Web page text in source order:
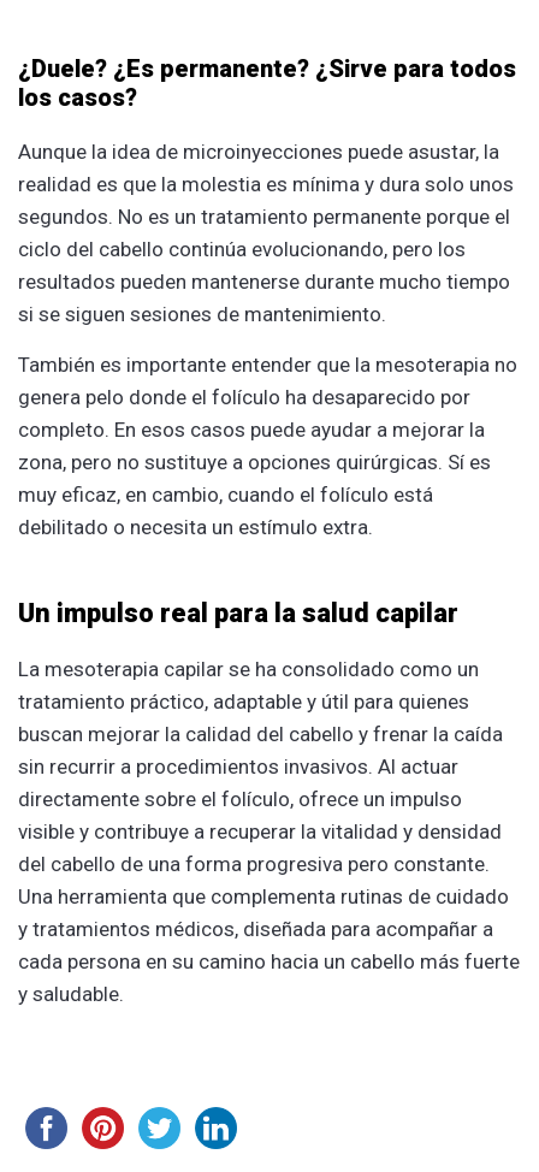
¿Duele? ¿Es permanente? ¿Sirve para todos
los casos?
Aunque la idea de microinyecciones puede asustar, la
realidad es que la molestia es mínima y dura solo unos
segundos. No es un tratamiento permanente porque el
ciclo del cabello continúa evolucionando, pero los
resultados pueden mantenerse durante mucho tiempo
si se siguen sesiones de mantenimiento.
También es importante entender que la mesoterapia no
genera pelo donde el folículo ha desaparecido por
completo. En esos casos puede ayudar a mejorar la
zona, pero no sustituye a opciones quirúrgicas. Sí es
muy eficaz, en cambio, cuando el folículo está
debilitado o necesita un estímulo extra.
Un impulso real para la salud capilar
La mesoterapia capilar se ha consolidado como un
tratamiento práctico, adaptable y útil para quienes
buscan mejorar la calidad del cabello y frenar la caída
sin recurrir a procedimientos invasivos. Al actuar
directamente sobre el folículo, ofrece un impulso
visible y contribuye a recuperar la vitalidad y densidad
del cabello de una forma progresiva pero constante.
Una herramienta que complementa rutinas de cuidado
y tratamientos médicos, diseñada para acompañar a
cada persona en su camino hacia un cabello más fuerte
y saludable.